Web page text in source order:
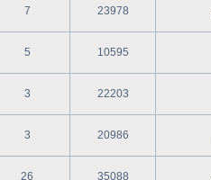
7 23978
5 10595
3 22203
3 20986
26 35088